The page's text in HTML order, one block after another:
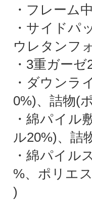
・フレーム
・サイドパ
ウレタンフ
・3重ガー
・ダウンラ
0%)、詰物(
・綿パイル
ル20%)、詰
・綿パイル
%、ポリエ
)